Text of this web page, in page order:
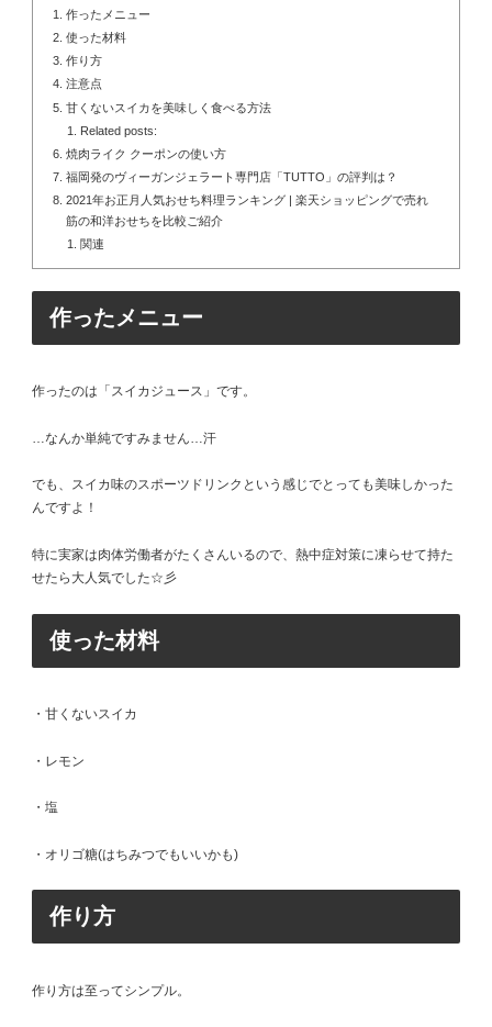
作ったメニュー
使った材料
作り方
注意点
甘くないスイカを美味しく食べる方法
Related posts:
焼肉ライク クーポンの使い方
福岡発のヴィーガンジェラート専門店「TUTTO」の評判は？
2021年お正月人気おせち料理ランキング | 楽天ショッピングで売れ
筋の和洋おせちを比較ご紹介
関連
作ったメニュー
作ったのは「スイカジュース」です。
…なんか単純ですみません…汗
でも、スイカ味のスポーツドリンクという感じでとっても美味しかった
んですよ！
特に実家は肉体労働者がたくさんいるので、熱中症対策に凍らせて持た
せたら大人気でした☆彡
使った材料
・甘くないスイカ
・レモン
・塩
・オリゴ糖(はちみつでもいいかも)
作り方
作り方は至ってシンプル。